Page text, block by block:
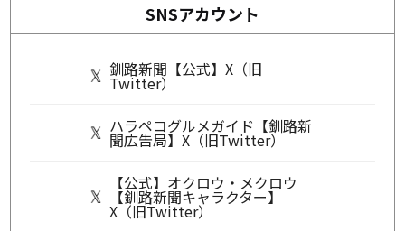
SNSアカウント
釧路新聞【公式】X（旧
Twitter）
ハラペコグルメガイド【釧路新
聞広告局】X（旧Twitter）
【公式】オクロウ・メクロウ
【釧路新聞キャラクター】
X（旧Twitter）